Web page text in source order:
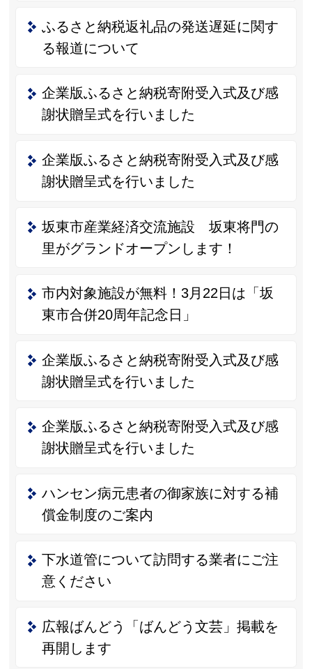
ふるさと納税返礼品の発送遅延に関す
る報道について
企業版ふるさと納税寄附受入式及び感
謝状贈呈式を行いました
企業版ふるさと納税寄附受入式及び感
謝状贈呈式を行いました
坂東市産業経済交流施設 坂東将門の
里がグランドオープンします！
市内対象施設が無料！3月22日は「坂
東市合併20周年記念日」
企業版ふるさと納税寄附受入式及び感
謝状贈呈式を行いました
企業版ふるさと納税寄附受入式及び感
謝状贈呈式を行いました
ハンセン病元患者の御家族に対する補
償金制度のご案内
下水道管について訪問する業者にご注
意ください
広報ばんどう「ばんどう文芸」掲載を
再開します